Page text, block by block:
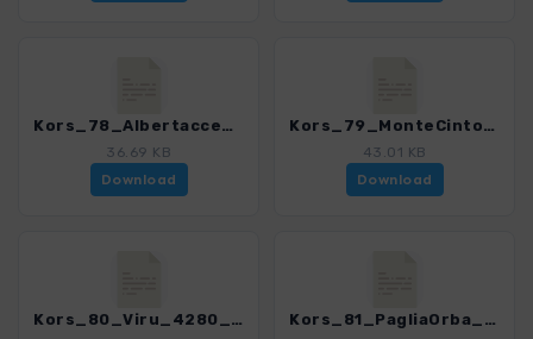
Kors_78_Albertacce_4280_18.gpx
36.69 KB
Download
Kors_79_MonteCinto_4280_18.gpx
43.01 KB
Download
Kors_80_Viru_4280_18.gpx Kors_81_PagliaOrba_4280_18.gpx